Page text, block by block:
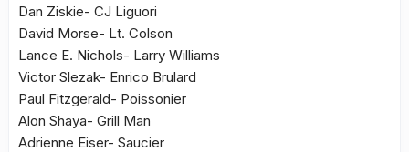
Dan Ziskie- CJ Liguori
David Morse- Lt. Colson
Lance E. Nichols- Larry Williams
Victor Slezak- Enrico Brulard
Paul Fitzgerald- Poissonier
Alon Shaya- Grill Man
Adrienne Eiser- Saucier